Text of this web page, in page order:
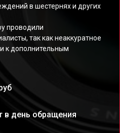
в шестернях и других
проводили
так как неаккуратное
к дополнительным
в день обращения